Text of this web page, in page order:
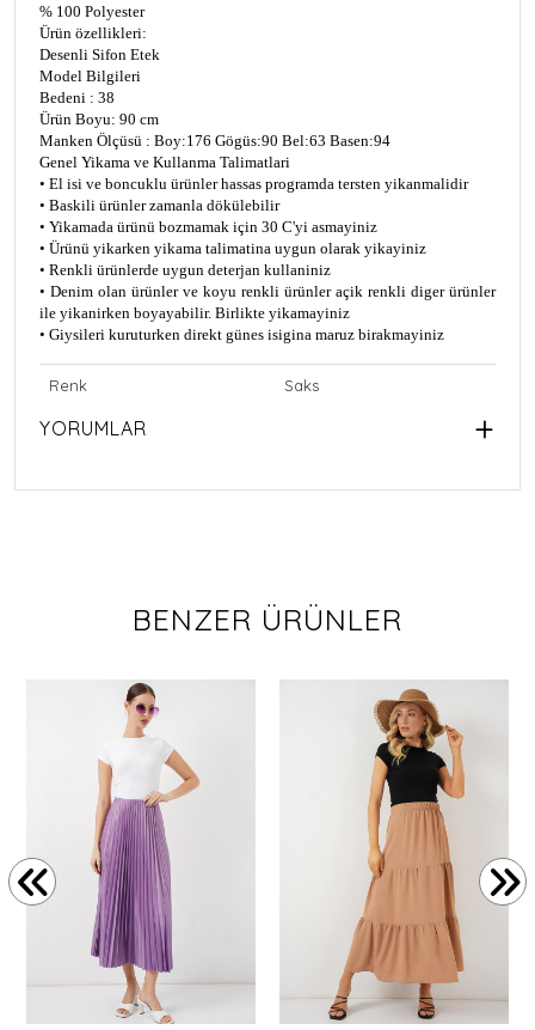
% 100 Polyester
Ürün özellikleri:
Desenli Sifon Etek
Model Bilgileri
Bedeni : 38
Ürün Boyu: 90 cm
Manken Ölçüsü : Boy:176 Gögüs:90 Bel:63 Basen:94
Genel Yikama ve Kullanma Talimatlari
• El isi ve boncuklu ürünler hassas programda tersten yikanmalidir
• Baskili ürünler zamanla dökülebilir
• Yikamada ürünü bozmamak için 30 C'yi asmayiniz
• Ürünü yikarken yikama talimatina uygun olarak yikayiniz
• Renkli ürünlerde uygun deterjan kullaniniz
• Denim olan ürünler ve koyu renkli ürünler açik renkli diger ürünler
ile yikanirken boyayabilir. Birlikte yikamayiniz
• Giysileri kuruturken direkt günes isigina maruz birakmayiniz
Renk Saks
YORUMLAR
BENZER ÜRÜNLER